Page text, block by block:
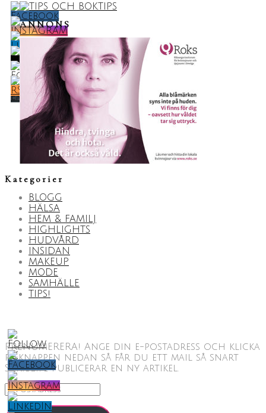
ANNONS
Kategorier
BLOGG
HÄLSA
HEM & FAMILJ
HIGHLIGHTS
HUDVÅRD
INSIDAN
MAKEUP
MODE
SAMHÄLLE
TIPS!
PRENUMERERA! Ange din e-postadress och klicka
på knappen nedan så får du ett mail så snart
ScribLife publicerar en ny artikel.
E-
postadress